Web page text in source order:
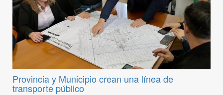
Provincia y Municipio crean una línea de
transporte público